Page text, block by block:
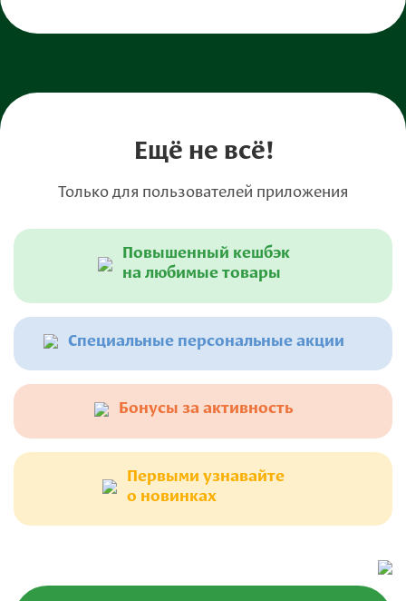
Ещё не всё!
Только для пользователей приложения
Повышенный кешбэк
на любимые товары
Специальные персональные акции
Бонусы за активность
Первыми узнавайте
о новинках